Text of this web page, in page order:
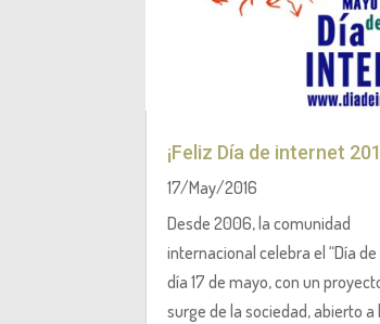
¡Feliz Día de internet
17/May/2016
Desde 2006, la comunidad
internacional celebra el “Día
día 17 de mayo, con un
surge de la sociedad, abierto a